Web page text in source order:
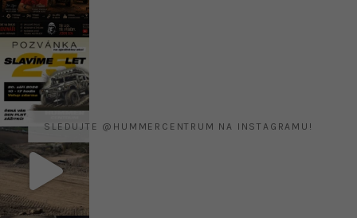
SLEDUJTE @HUMMERCENTRUM NA INSTAGRAMU!